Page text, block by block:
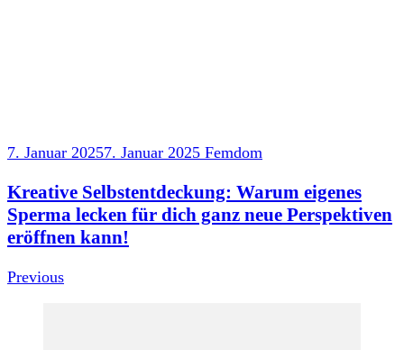
7. Januar 20257. Januar 2025 Femdom
Kreative Selbstentdeckung: Warum eigenes
Sperma lecken für dich ganz neue Perspektiven
eröffnen kann!
Previous